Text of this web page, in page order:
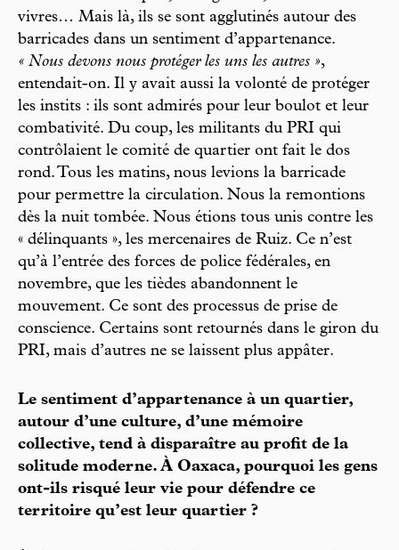
vivres… Mais là, ils se sont agglutinés autour des
barricades dans un sentiment d’appartenance.
« Nous devons nous protéger les uns les autres »,
entendait-on. Il y avait aussi la volonté de protéger
les instits : ils sont admirés pour leur boulot et leur
combativité. Du coup, les militants du PRI qui
contrôlaient le comité de quartier ont fait le dos
rond. Tous les matins, nous levions la barricade
pour permettre la circulation. Nous la remontions
dès la nuit tombée. Nous étions tous unis contre les
« délinquants », les mercenaires de Ruiz. Ce n’est
qu’à l’entrée des forces de police fédérales, en
novembre, que les tièdes abandonnent le
mouvement. Ce sont des processus de prise de
conscience. Certains sont retournés dans le giron du
PRI, mais d’autres ne se laissent plus appâter.
Le sentiment d’appartenance à un quartier,
autour d’une culture, d’une mémoire
collective, tend à disparaître au profit de la
solitude moderne. À Oaxaca, pourquoi les gens
ont-ils risqué leur vie pour défendre ce
territoire qu’est leur quartier ?